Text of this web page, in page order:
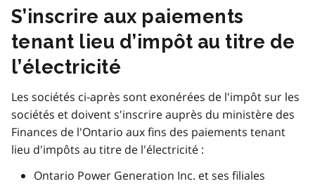
S’inscrire aux paiements
tenant lieu d’impôt au titre de
l’électricité
Les sociétés ci‑après sont exonérées de l'impôt sur les
sociétés et doivent s'inscrire auprès du ministère des
Finances de l'Ontario aux fins des paiements tenant
lieu d'impôts au titre de l'électricité :
Ontario Power Generation Inc. et ses filiales